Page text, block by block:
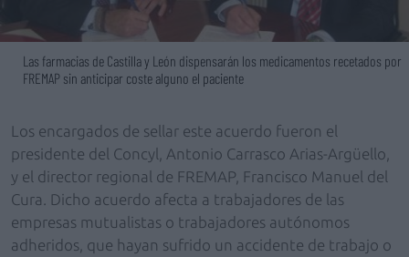
Las farmacias de Castilla y León dispensarán los medicamentos recetados por
FREMAP sin anticipar coste alguno el paciente
Los encargados de sellar este acuerdo fueron el
presidente del Concyl, Antonio Carrasco Arias-Argüello,
y el director regional de FREMAP, Francisco Manuel del
Cura. Dicho acuerdo afecta a trabajadores de las
empresas mutualistas o trabajadores autónomos
adheridos, que hayan sufrido un accidente de trabajo o